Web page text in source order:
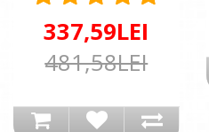
337,59LEI
481,58LEI